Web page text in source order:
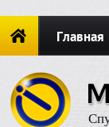
Главная
Новости